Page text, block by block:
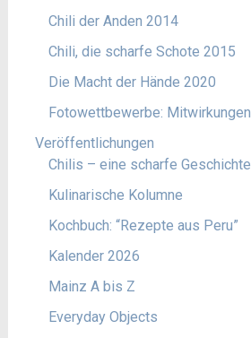
Chili der Anden 2014
Chili, die scharfe Schote 2015
Die Macht der Hände 2020
Fotowettbewerbe: Mitwirkungen
Veröffentlichungen
Chilis – eine scharfe Geschichte
Kulinarische Kolumne
Kochbuch: “Rezepte aus Peru”
Kalender 2026
Mainz A bis Z
Everyday Objects